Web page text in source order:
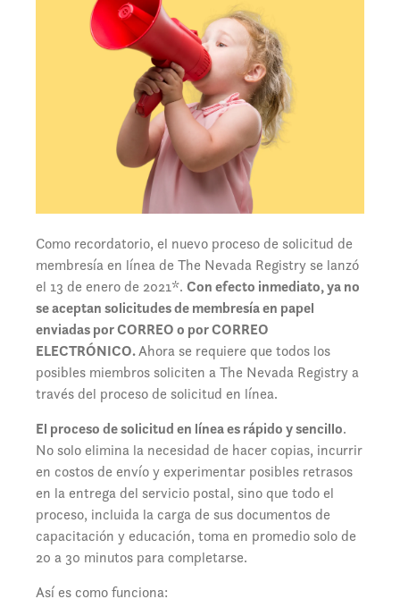
Como recordatorio, el nuevo proceso de solicitud de
membresía en línea de The Nevada Registry se lanzó
el 13 de enero de 2021*. Con efecto inmediato, ya no
se aceptan solicitudes de membresía en papel
enviadas por CORREO o por CORREO
ELECTRÓNICO.Ahora se requiere que todos los
posibles miembros soliciten a The Nevada Registry a
través del proceso de solicitud en línea.
El proceso de solicitud en línea es rápido y sencillo.
No solo elimina la necesidad de hacer copias, incurrir
en costos de envío y experimentar posibles retrasos
en la entrega del servicio postal, sino que todo el
proceso, incluida la carga de sus documentos de
capacitación y educación, toma en promedio solo de
20 a 30 minutos para completarse.
Así es como funciona: